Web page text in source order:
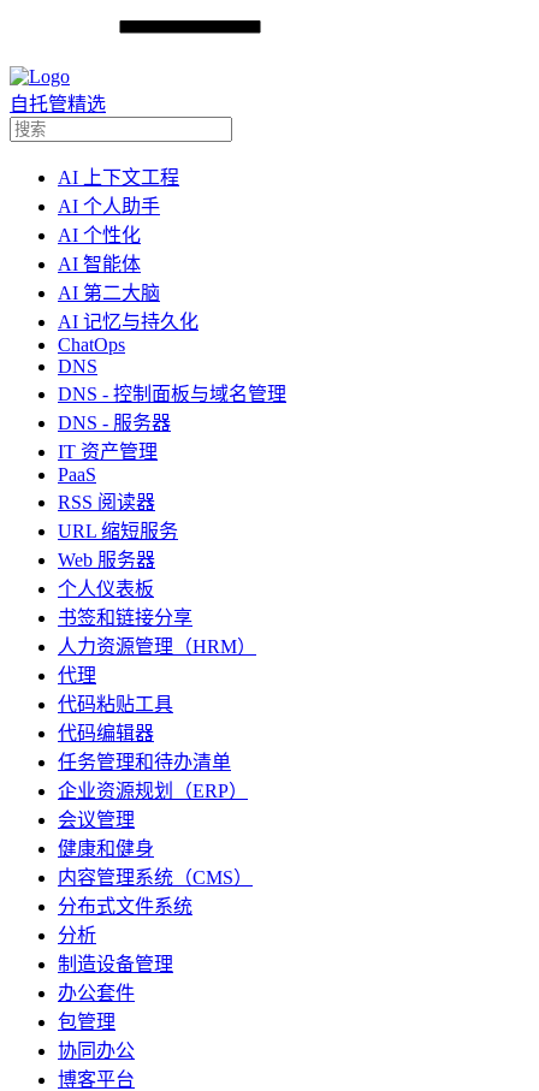
自托管精选
AI 上下文工程
AI 个人助手
AI 个性化
AI 智能体
AI 第二大脑
AI 记忆与持久化
ChatOps
DNS
DNS - 控制面板与域名管理
DNS - 服务器
IT 资产管理
PaaS
RSS 阅读器
URL 缩短服务
Web 服务器
个人仪表板
书签和链接分享
人力资源管理（HRM）
代理
代码粘贴工具
代码编辑器
任务管理和待办清单
企业资源规划（ERP）
会议管理
健康和健身
内容管理系统（CMS）
分布式文件系统
分析
制造设备管理
办公套件
包管理
协同办公
博客平台